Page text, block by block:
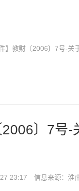
件】教财〔2006〕7号-
2006〕7
23:17 信息来源：淮